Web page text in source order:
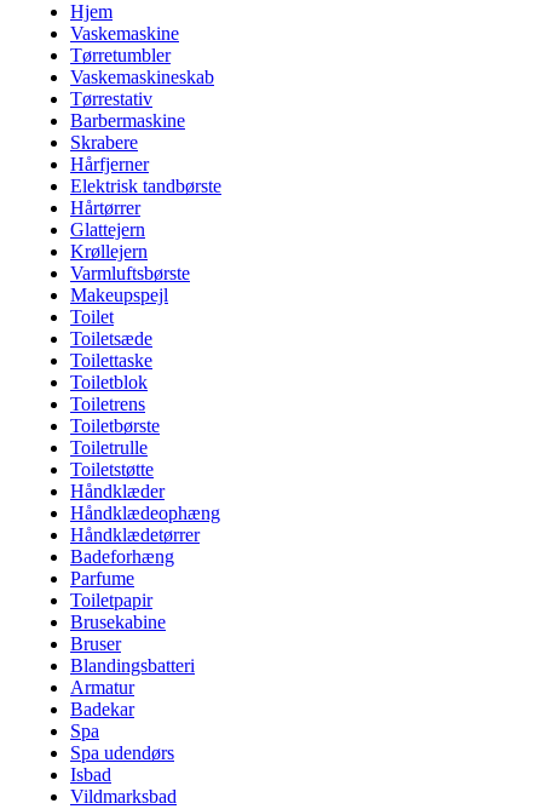
Hjem
Vaskemaskine
Tørretumbler
Vaskemaskineskab
Tørrestativ
Barbermaskine
Skrabere
Hårfjerner
Elektrisk tandbørste
Hårtørrer
Glattejern
Krøllejern
Varmluftsbørste
Makeupspejl
Toilet
Toiletsæde
Toilettaske
Toiletblok
Toiletrens
Toiletbørste
Toiletrulle
Toiletstøtte
Håndklæder
Håndklædeophæng
Håndklædetørrer
Badeforhæng
Parfume
Toiletpapir
Brusekabine
Bruser
Blandingsbatteri
Armatur
Badekar
Spa
Spa udendørs
Isbad
Vildmarksbad